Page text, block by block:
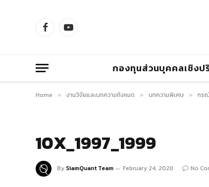
FacebookYouTube
กองทุนส่วนบุคคลเชิงป
Home » งานวิจัยและบทความทั้งหมด » บทความพิเศษ » กร
10X_1997_1999
By SiamQuant Team February 24, 2020 No